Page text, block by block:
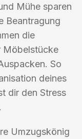
Mühe sparen
Beantragung
die
Möbelstücke
So
deines
dir den Stress
Umzugskönig